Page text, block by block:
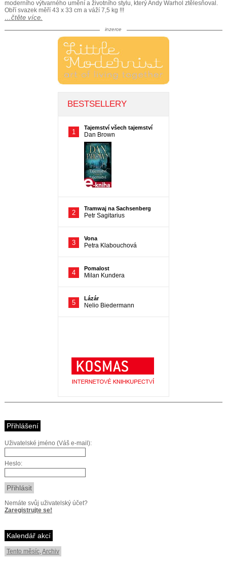
moderního výtvarného umění a životního stylu, který Andy Warhol ztělesňoval.
Obří svazek měří 43 x 33 cm a váží 7,5 kg !!!
…čtěte více.
inzerce
Přihlášení
Uživatelské jméno (Váš e-mail):
Heslo:
Nemáte svůj uživatelský účet?
Zaregistrujte se!
Kalendář akcí
Tento měsíc,Archiv